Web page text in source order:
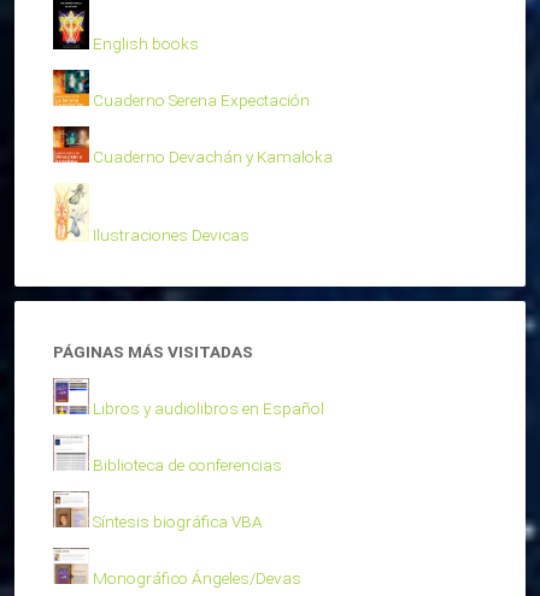
English books
Cuaderno Serena Expectación
Cuaderno Devachán y Kamaloka
Ilustraciones Devicas
PÁGINAS MÁS VISITADAS
Libros y audiolibros en Español
Biblioteca de conferencias
Síntesis biográfica VBA
Monográfico Ángeles/Devas